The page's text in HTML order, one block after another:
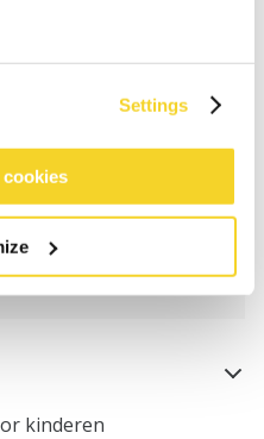
Settings
dezelfde dag verzonden
boven € 50,- binnen
kinderen